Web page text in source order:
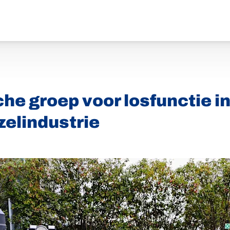
groep voor losfunctie